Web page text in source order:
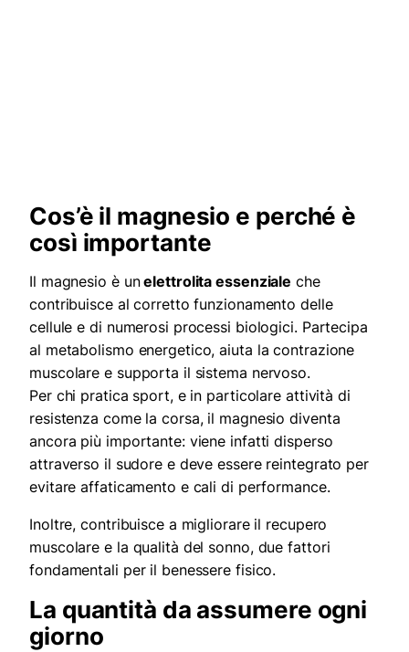
Cos’è il magnesio e perché è
così importante
Il magnesio è unelettrolita essenziale che
contribuisce al corretto funzionamento delle
cellule e di numerosi processi biologici. Partecipa
al metabolismo energetico, aiuta la contrazione
muscolare e supporta il sistema nervoso.
Per chi pratica sport, e in particolare attività di
resistenza come la corsa, il magnesio diventa
ancora più importante: viene infatti disperso
attraverso il sudore e deve essere reintegrato per
evitare affaticamento e cali di performance.
Inoltre, contribuisce a migliorare il recupero
muscolare e la qualità del sonno, due fattori
fondamentali per il benessere fisico.
La quantità da assumere ogni
giorno